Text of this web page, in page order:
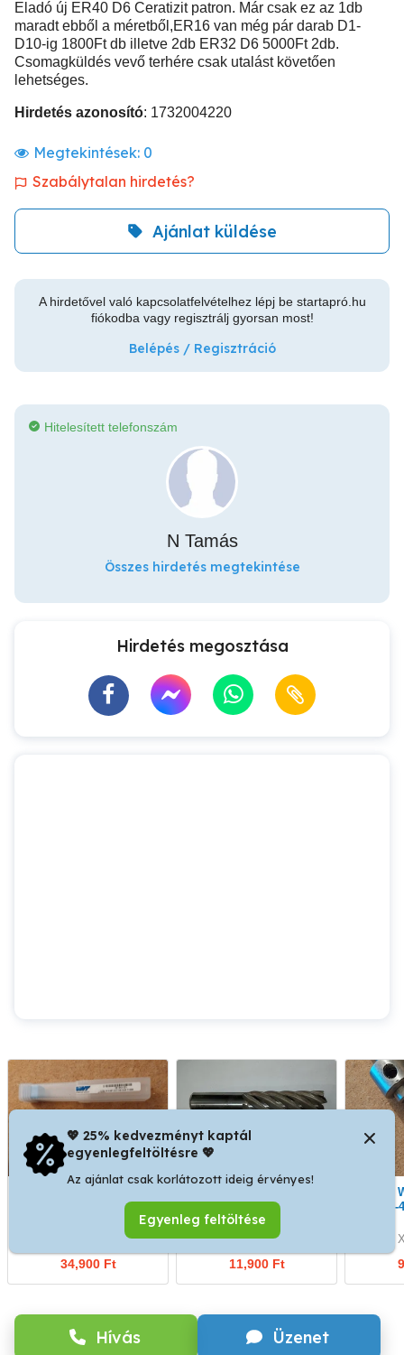
Eladó új ER40 D6 Ceratizit patron. Már csak ez az 1db
maradt ebből a méretből,ER16 van még pár darab D1-
D10-ig 1800Ft db illetve 2db ER32 D6 5000Ft 2db.
Csomagküldés vevő terhére csak utalást követően
lehetséges.
Hirdetés azonosító: 1732004220
Megtekintések: 0
Szabálytalan hirdetés?
Ajánlat küldése
A hirdetővel való kapcsolatfelvételhez lépj be startapró.hu
fiókodba vagy regisztrálj gyorsan most!
Belépés / Regisztráció
Hívás Üzenet
Hitelesített telefonszám
N Tamás
Összes hirdetés megtekintése
Hirdetés megosztása
150mm hosszú Ti1000
XVII. kerület
34,900 Ft
maró D32 szárral.
XVII. kerület
11,900 Ft
max
💖 25% kedvezményt kaptál
egyenlegfeltöltésre 💖
Az ajánlat csak korlátozott ideig érvényes!
Egyenleg feltöltése